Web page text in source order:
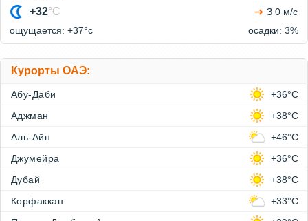
| Tiles © Esri — Sources: GEBCO, NOAA, CHS, OSU, UNH,
CSUMB, National Geographic, DeLorme, NAVTEQ, and Esri
+32°C
З 0 м/с
ощущается: +37°c
осадки: 3%
Курорты ОАЭ:
Абу-Даби
+36°C
Аджман
+38°C
Аль-Айн
+46°C
Джумейра
+36°C
Дубай
+38°C
Корфаккан
+33°C